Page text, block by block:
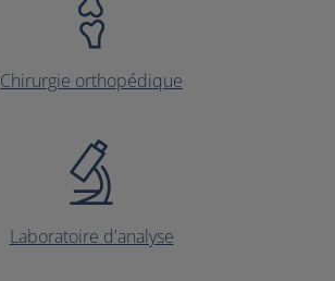
Chirurgie orthopédique
Laboratoire d'analyse